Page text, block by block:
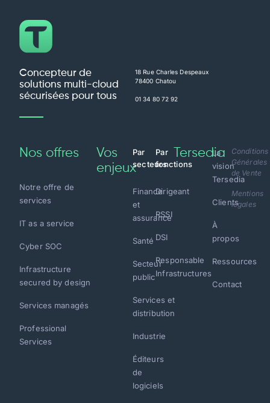
Nos offres
Notre offre de
services
IT as a service
Cyber SOC
Infrastructure
secured by design
Services managés
Professional
Services
Vos
enjeux
Par
secteurs
Finance
et
assurance
Santé
Secteur
public
Services et
distribution
Industrie
Éditeurs
de
logiciels
Par
fonctions
Dirigeant
RSSI
DSI
Responsable
Infrastructures
Tersedia
La
vision
Tersedia
Clients
À
propos
Ressources
Contact
Conditions
Générales
de Vente
Mentions
légales
18 Rue Charles Despeaux
78400 Chatou
01 34 80 72 92
Concepteur de
solutions multi-cloud
sécurisées pour tous